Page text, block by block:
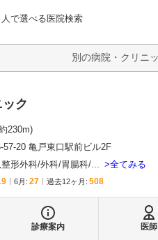
人で選べる医院検索
院なび
ク
230m)
57-20 亀戸東口駅前ビル2F
形外科 外科 胃腸科 ... 全てみる
6月 : 27 過去12ヶ月: 508
診療案内 医師